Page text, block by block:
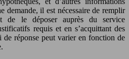
demande, il est nécessaire de remplir
de le déposer auprès du service
requis et en s’acquittant des
de réponse peut varier en fonction de